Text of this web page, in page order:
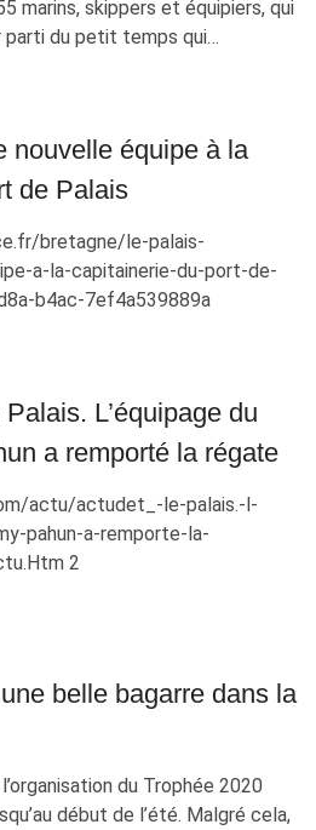
marins, skippers et équipiers, qui
parti du petit temps qui…
nouvelle équipe à la
de Palais
bretagne/le-palais-
a-la-capitainerie-du-port-de-
b4ac-7ef4a539889a
L’équipage du
a remporté la régate
actu/actudet_-le-palais.-l-
pahun-a-remporte-la-
2
belle bagarre dans la
du Trophée 2020
début de l’été. Malgré cela,